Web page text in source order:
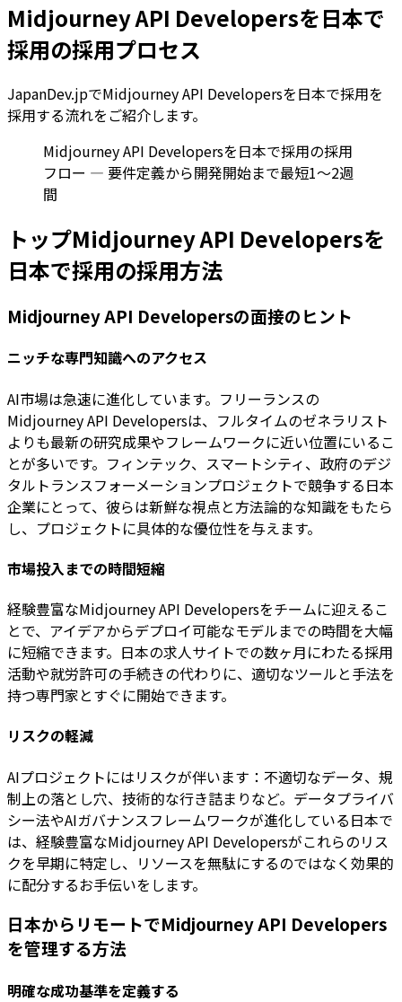
Midjourney API Developersを日本で
採用の採用プロセス
JapanDev.jpでMidjourney API Developersを日本で採用を
採用する流れをご紹介します。
Midjourney API Developersを日本で採用の採用
フロー — 要件定義から開発開始まで最短1〜2週
間
トップMidjourney API Developersを
日本で採用の採用方法
Midjourney API Developersの面接のヒント
ニッチな専門知識へのアクセス
AI市場は急速に進化しています。フリーランスの
Midjourney API Developersは、フルタイムのゼネラリスト
よりも最新の研究成果やフレームワークに近い位置にいるこ
とが多いです。フィンテック、スマートシティ、政府のデジ
タルトランスフォーメーションプロジェクトで競争する日本
企業にとって、彼らは新鮮な視点と方法論的な知識をもたら
し、プロジェクトに具体的な優位性を与えます。
市場投入までの時間短縮
経験豊富なMidjourney API Developersをチームに迎えるこ
とで、アイデアからデプロイ可能なモデルまでの時間を大幅
に短縮できます。日本の求人サイトでの数ヶ月にわたる採用
活動や就労許可の手続きの代わりに、適切なツールと手法を
持つ専門家とすぐに開始できます。
リスクの軽減
AIプロジェクトにはリスクが伴います：不適切なデータ、規
制上の落とし穴、技術的な行き詰まりなど。データプライバ
シー法やAIガバナンスフレームワークが進化している日本で
は、経験豊富なMidjourney API Developersがこれらのリス
クを早期に特定し、リソースを無駄にするのではなく効果的
に配分するお手伝いをします。
日本からリモートでMidjourney API Developers
を管理する方法
明確な成功基準を定義する